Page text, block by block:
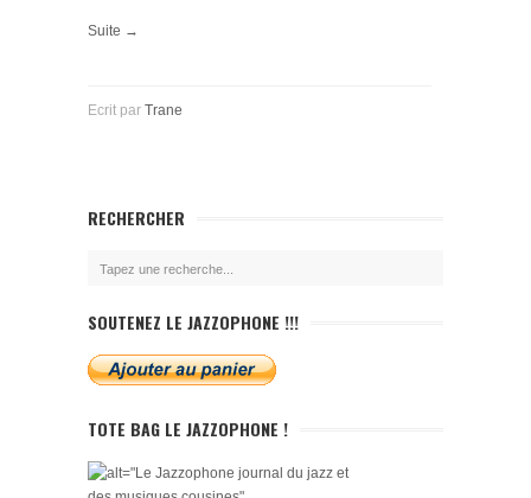
Suite →
Ecrit par Trane
RECHERCHER
SOUTENEZ LE JAZZOPHONE !!!
TOTE BAG LE JAZZOPHONE !